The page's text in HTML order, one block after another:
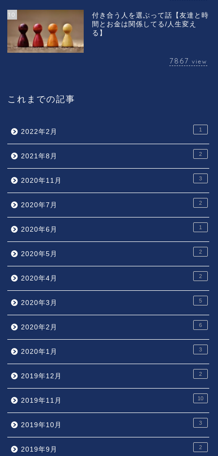
10
付き合う人を選ぶって話【友達と時
間とお金は関係してる/人生変え
る】
7867 view
これまでの記事
2022年2月 1
2021年8月 2
2020年11月 3
2020年7月 2
2020年6月 1
2020年5月 2
2020年4月 2
2020年3月 5
2020年2月 6
2020年1月 3
2019年12月 2
2019年11月 10
2019年10月 3
2019年9月 2